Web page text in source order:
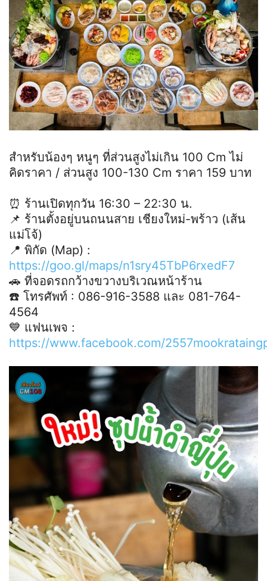
สำหรับน้องๆ หนูๆ ที่ส่วนสูงไม่เกิน 100 Cm ไม่
คิดราคา / ส่วนสูง 100-130 Cm ราคา 159 บาท
⏰ ร้านเปิดทุกวัน 16:30 – 22:30 น.
📌 ร้านตั้งอยู่บนถนนสาย เชียงใหม่-พร้าว (เส้น
แม่โจ้)
📍 พิกัด (Map) :
https://goo.gl/maps/n1sry45TbP6rxedF7
🚗 ที่จอดรถกว้างขวางบริเวณหน้าร้าน
☎️ โทรศัพท์ : 086-916-3588 และ 081-764-
4564
💙 แฟนเพจ :
https://www.facebook.com/